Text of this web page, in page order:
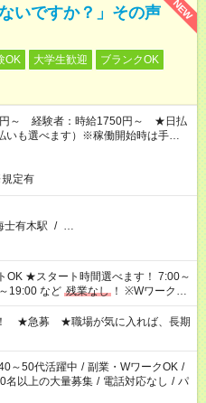
NEW
いですか？」その声
OK 大学生歓迎
ブランクOK
円～ 経験者：時給1750円～ ★日払
いも選べます）※稼働開始時は手続き
す。
定有
士有木駅 / …
7:00～
19:00 など 残業なし ！ ※Wワークの
週40時間超の就業はご案内できませ
間以上勤務は社会保険への加入対象
日雇い派遣の原則禁止）により、
案内が難しい場合があります
！ ★急募 ★職場が気に入れば、長期
～50代活躍中 / 副業・WワークOK /
名以上の大量募集 / 電話対応なし / パ